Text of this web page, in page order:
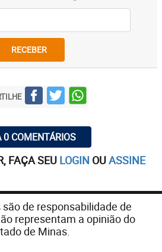
RECEBER
0 COMENTÁRIOS
FAÇA SEU LOGIN OUASSINE
de responsabilidade de
representam a opinião do
de Minas.